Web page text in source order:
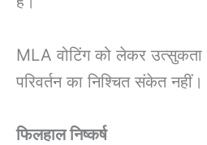
MLA वोटिंग को लेकर
परिवर्तन का निश्चित संकेत नहीं।
फिलहाल निष्कर्ष